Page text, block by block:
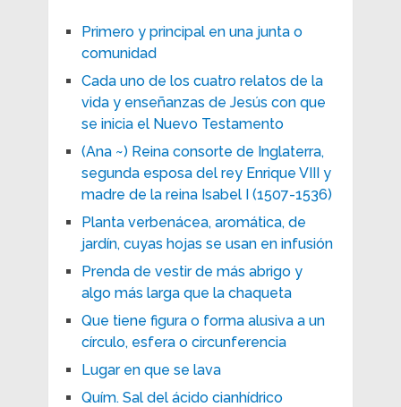
Primero y principal en una junta o
comunidad
Cada uno de los cuatro relatos de la
vida y enseñanzas de Jesús con que
se inicia el Nuevo Testamento
(Ana ~) Reina consorte de Inglaterra,
segunda esposa del rey Enrique VIII y
madre de la reina Isabel I (1507-1536)
Planta verbenácea, aromática, de
jardín, cuyas hojas se usan en infusión
Prenda de vestir de más abrigo y
algo más larga que la chaqueta
Que tiene figura o forma alusiva a un
círculo, esfera o circunferencia
Lugar en que se lava
Quím. Sal del ácido cianhídrico